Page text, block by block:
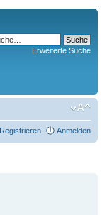
Erweiterte Suche
Registrieren Anmelden